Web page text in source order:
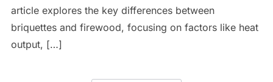
article explores the key differences between
briquettes and firewood, focusing on factors like heat
output, […]